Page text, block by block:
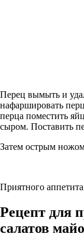
Перец вымыть и
нафаршировать
перца поместить
сыром. Поставить
Затем острым
Приятного
Рецепт для
салатов